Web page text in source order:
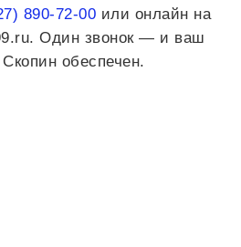
890-72-00 или онлайн на
Один звонок — и ваш
обеспечен.